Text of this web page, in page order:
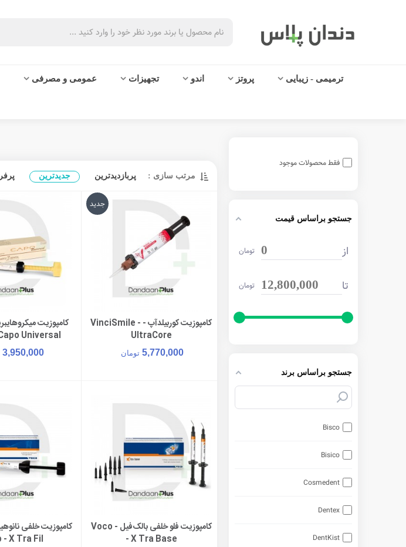
ترمیمی - زیبایی پروتز اندو تجهیزات عمومی و مصرفی
فقط محصولات موجود
جستجو براساس قیمت
از 0 تومان
تا 12,800,000 تومان
جستجو براساس برند
Bisco
Bisico
Cosmedent
Dentex
DentKist
مرتب سازی : پربازدیدترین جدیدترین
جدید
افزودن به سبد خریدکامپوزیت کوربیلدآپ - VinciSmile -
UltraCore
5,770,000 تومان
افزودن به
Universal
3,950,000
افزودن به سبد خرید
کامپوزیت فلو خلفی بالک‌فیل - Voco
- X Tra Base
افزودن بهکامپوزیت خلفی
- X Tra Fil